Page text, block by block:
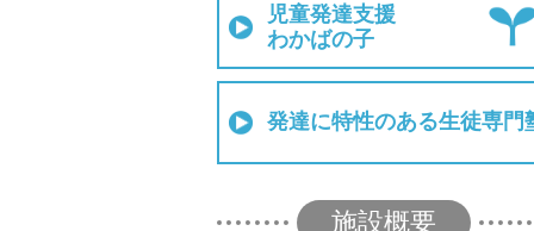
児童発達支援
わかばの子
発達に特性のある生徒専門
施設概要